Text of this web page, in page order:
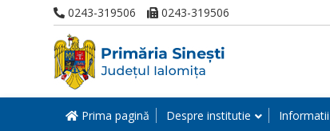
0243-319506 0243-319506
Prima pagină Despre institutie